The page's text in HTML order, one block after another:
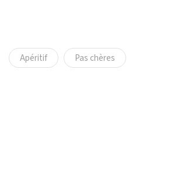
Apéritif Pas chères